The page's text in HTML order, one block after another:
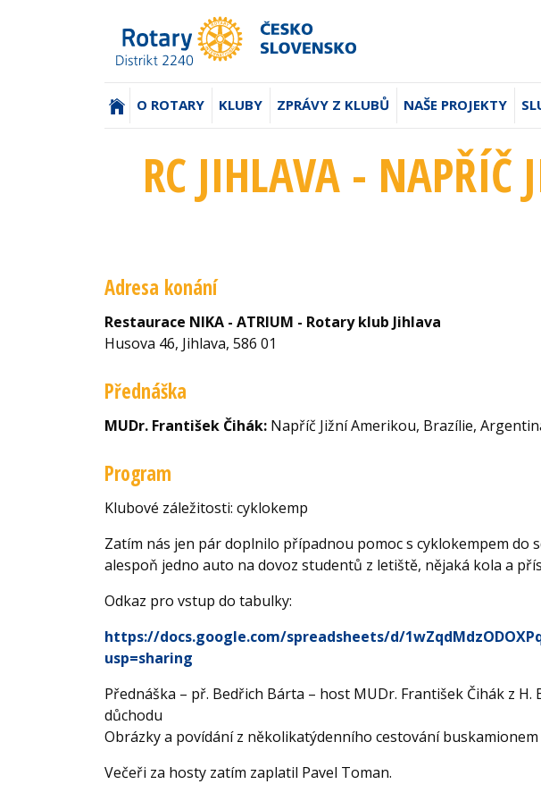
(AKTUÁLNÍ)
O ROTARY KLUBY ZPRÁVY Z KLUBŮ NAŠE PROJEKTY
RC JIHLAVA -
Adresa konání
Restaurace NIKA - ATRIUM - Rotary klub Jihlava
Husova 46, Jihlava, 586 01
Přednáška
MUDr. František Čihák: Napříč Jižní Amerikou, Brazílie,
Program
Klubové záležitosti: cyklokemp
Zatím nás jen pár doplnilo případnou pomoc s cyklokempem do
alespoň jedno auto na dovoz studentů z letiště, nějaká kola a
Odkaz pro vstup do tabulky:
https://docs.google.com/spreadsheets/d/
usp=sharing
Přednáška – př. Bedřich Bárta – host MUDr. František Čihák z H.
důchodu
Obrázky a povídání z několikatýdenního cestování buskamionem
Večeři za hosty zatím zaplatil Pavel Toman.